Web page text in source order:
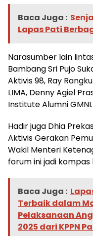
Baca Juga :
Lapas Pati
Narasumber lain
Bambang Sri Pujo
Aktivis 98, Ray
LIMA, Denny Agiel
Institute Alumni GMNI.
Hadir juga Dhia
Aktivis Gerakan
Wakil Menteri
forum ini jadi
Baca Juga :
Terbaik dalam
Pelaksanaan
2025 dari KPPN